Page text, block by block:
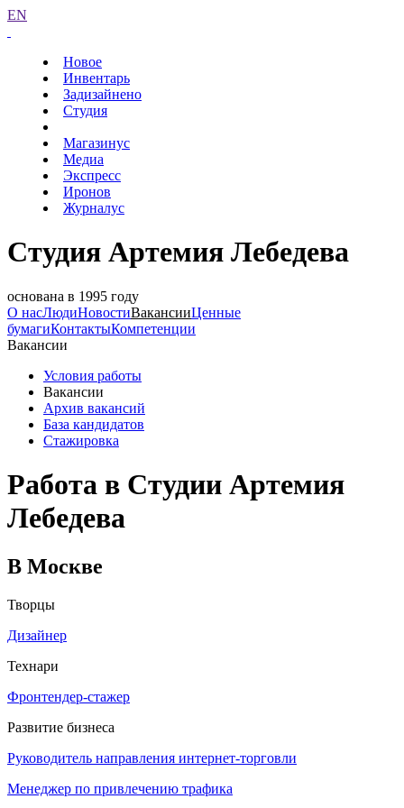
EN
Новое
Инвентарь
Задизайнено
Студия
Магазинус
Медиа
Экспресс
Иронов
Журналус
Студия Артемия Лебедева
основана в 1995 году
О насЛюдиНовостиВакансииЦенные
бумагиКонтактыКомпетенции
Вакансии
Условия работы
Вакансии
Архив вакансий
База кандидатов
Стажировка
Работа в Студии Артемия
Лебедева
В Москве
Творцы
Дизайнер
Технари
Фронтендер-стажер
Развитие бизнеса
Руководитель направления интернет-торговли
Менеджер по привлечению трафика